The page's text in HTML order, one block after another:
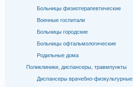
Больницы физиотерапевтические
Военные госпитали
Больницы городские
Больницы офтальмологические
Родильные дома
Поликлиники, диспансеры, травмпункты
Диспансеры врачебно-физкультурные